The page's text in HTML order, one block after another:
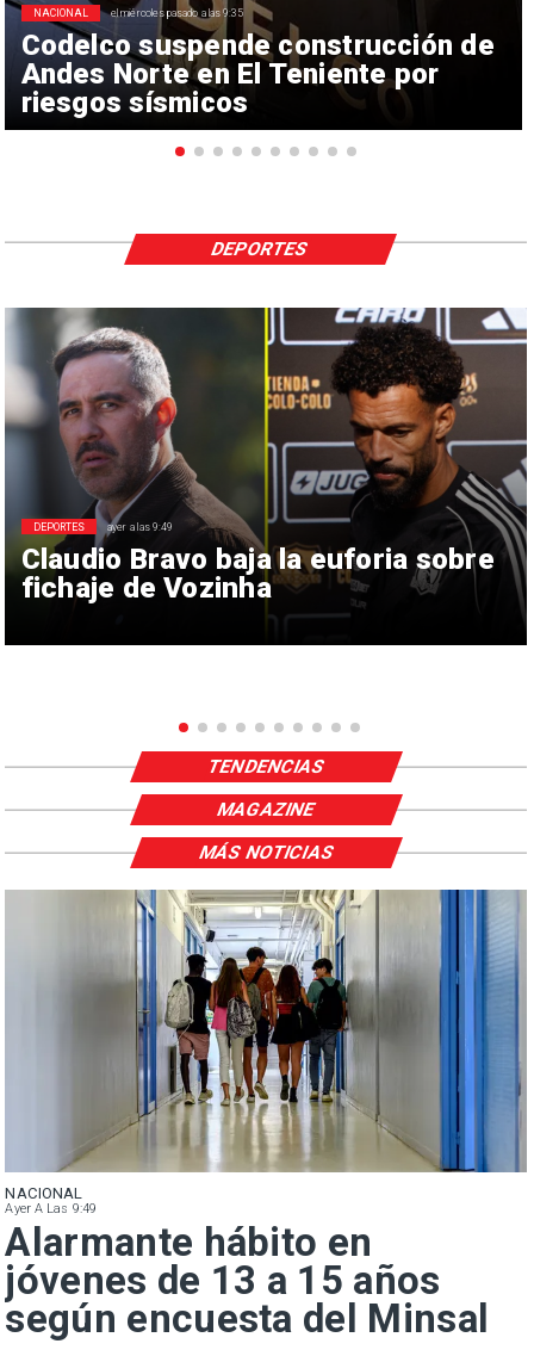
Codelco suspende construcción de
Andes Norte en El Teniente por
riesgos sísmicos
NACIONAL el miércoles pasado a las 9:35
Claudio Bravo baja la euforia sobre
fichaje de Vozinha
DEPORTES ayer a las 9:49
DEPORTES
TENDENCIAS
MAGAZINE
NACIONAL
Ayer A Las 9:49
Alarmante hábito en
jóvenes de 13 a 15 años
según encuesta del Minsal
MÁS NOTICIAS